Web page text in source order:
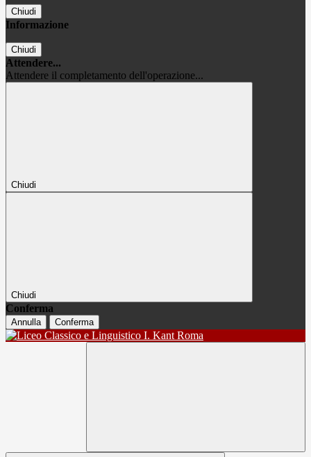
Chiudi
Informazione
Chiudi
Attendere...
Attendere il completamento dell'operazione...
Chiudi
Chiudi
Conferma
Annulla Conferma